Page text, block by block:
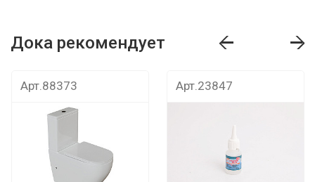
Дока рекомендует
Арт.88373 Арт.23847
Дока рекомендует Дока